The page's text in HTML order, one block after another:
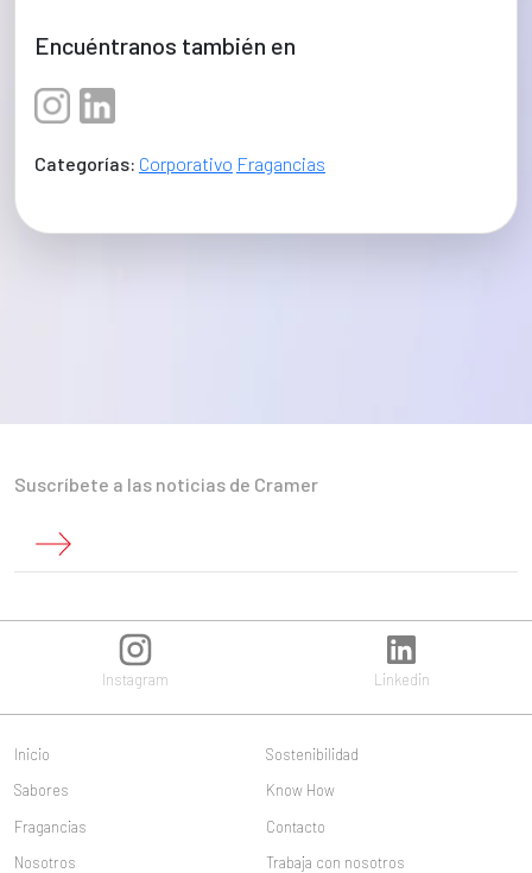
Encuéntranos también en
Categorías: Corporativo Fragancias
Suscríbete a las noticias de Cramer
Instagram Linkedin
Inicio
Sabores
Fragancias
Nosotros
Sostenibilidad
Know How
Contacto
Trabaja con nosotros